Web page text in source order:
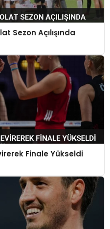
Sezon Açılışında
Finale Yükseldi